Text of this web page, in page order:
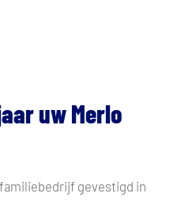
uw Merlo
gevestigd in